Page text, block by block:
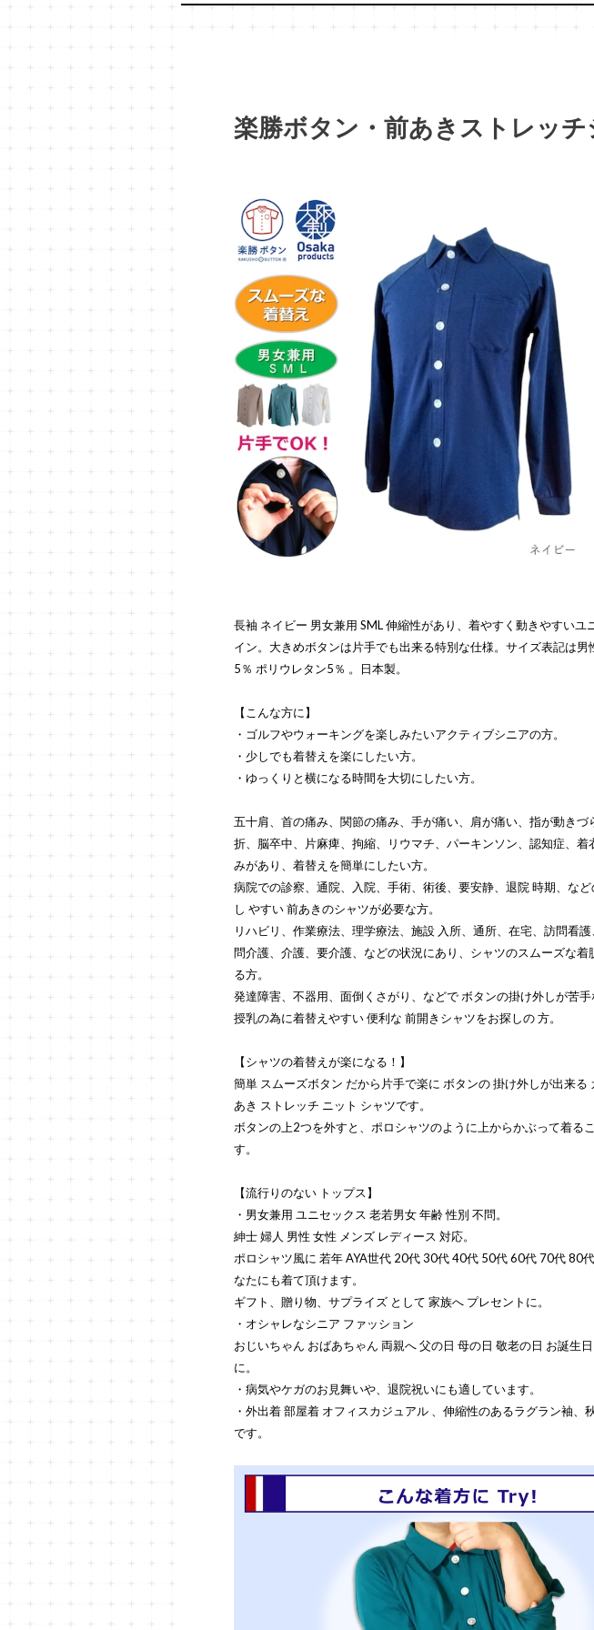
楽勝ボタン・前あきストレッ
長袖 ネイビー 男女兼用 SML 伸縮性があり、着やすく動きやすいユ
イン。大きめボタンは片手でも出来る特別な仕様。サイズ表記は男
5％ ポリウレタン5％ 。日本製。
【こんな方に】
・ゴルフやウォーキングを楽しみたいアクティブシニアの方。
・少しでも着替えを楽にしたい方。
・ゆっくりと横になる時間を大切にしたい方。
五十肩、首の痛み、関節の痛み、手が痛い、肩が痛い、指が動きづ
折、脳卒中、片麻痺、拘縮、リウマチ、パーキンソン、認知症、着
みがあり、着替えを簡単にしたい方。
病院での診察、通院、入院、手術、術後、要安静、退院 時期、な
し やすい 前あきのシャツが必要な方。
リハビリ、作業療法、理学療法、施設 入所、通所、在宅、訪問看
問介護、介護、要介護、などの状況にあり、シャツのスムーズな着
る方。
発達障害、不器用、面倒くさがり、などで ボタンの掛け外しが苦手
授乳の為に着替えやすい 便利な 前開きシャツをお探しの 方。
【シャツの着替えが楽になる！】
簡単 スムーズボタン だから片手で楽に ボタンの 掛け外しが出来る
あき ストレッチ ニット シャツです。
ボタンの上2つを外すと、ポロシャツのように上からかぶって着る
す。
【流行りのない トップス】
・男女兼用 ユニセックス 老若男女 年齢 性別 不問。
紳士 婦人 男性 女性 メンズ レディース 対応。
ポロシャツ風に 若年 AYA世代 20代 30代 40代 50代 60代 70代 80
なたにも着て頂けます。
ギフト、贈り物、サプライズ として 家族へ プレセントに。
・オシャレなシニア ファッション
おじいちゃん おばあちゃん 両親へ 父の日 母の日 敬老の日 お誕生
に。
・病気やケガのお見舞いや、退院祝いにも適しています。
・外出着 部屋着 オフィスカジュアル 、伸縮性のあるラグラン袖、
です。